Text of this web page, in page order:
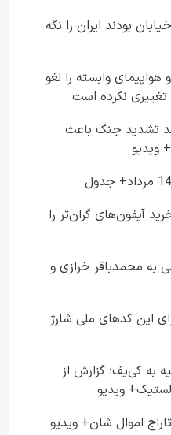
بودند ایران را نگه
هواپیمای وابسته را لغو
نکرده است
تشدید جنگ باعث
ویدیو
آیفون‌های گران‌تر را
به محمدباقر خرازی و
۱۴۰۵ از فردا برای این کدهای ملی شارژ
به کی‌یف؛ گزارش از
اموال شان+ ویدیو